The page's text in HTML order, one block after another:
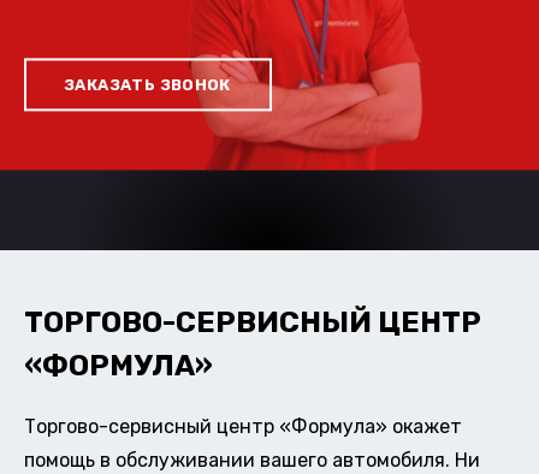
ЗАКАЗАТЬ ЗВОНОК
ТОРГОВО-СЕРВИСНЫЙ ЦЕНТР
«ФОРМУЛА»
Торгово-сервисный центр «Формула» окажет
помощь в обслуживании вашего автомобиля. Ни